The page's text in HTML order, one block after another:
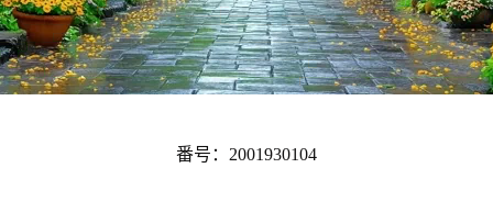
番号：2001930104